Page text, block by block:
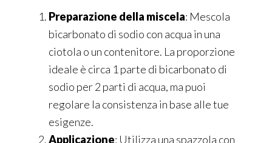
Preparazione della miscela: Mescola
bicarbonato di sodio con acqua in una
ciotola o un contenitore. La proporzione
ideale è circa 1 parte di bicarbonato di
sodio per 2 parti di acqua, ma puoi
regolare la consistenza in base alle tue
esigenze.
Applicazione: Utilizza una spazzola con